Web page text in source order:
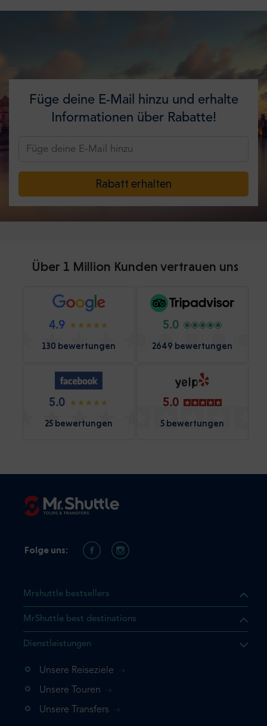
Füge deine E-Mail hinzu und erhalte
Informationen über Rabatte!
Rabatt erhalten
Über 1 Million Kunden vertrauen uns
4.9
130 bewertungen
5.0
2649 bewertungen
5.0
25 bewertungen
5.0
5 bewertungen
Mrshuttle bestsellers
MrShuttle best destinations
Dienstleistungen
Unsere Reiseziele
Unsere Touren
Unsere Transfers
Folge uns: